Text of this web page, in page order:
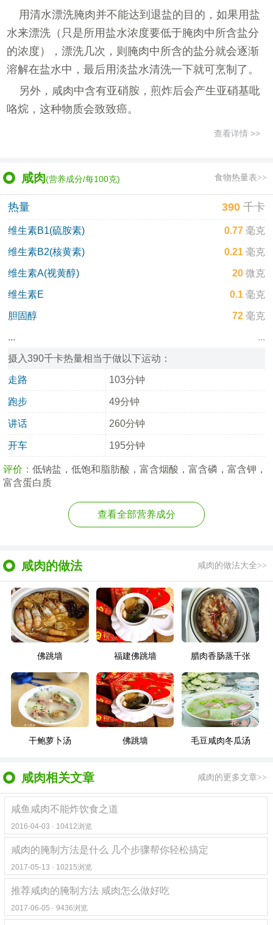
用清水漂洗腌肉并不能达到退盐的目的，如果用盐
水来漂洗（只是所用盐水浓度要低于腌肉中所含盐分
的浓度），漂洗几次，则腌肉中所含的盐分就会逐渐
溶解在盐水中，最后用淡盐水清洗一下就可烹制了。
另外，咸肉中含有亚硝胺，煎炸后会产生亚硝基吡
咯烷，这种物质会致致癌。
查看详情 >>
咸肉(营养成分/每100克) 食物热量表>>
热量 390千卡
维生素B1(硫胺素) 0.77毫克
维生素B2(核黄素) 0.21毫克
维生素A(视黄醇) 20微克
维生素E 0.1毫克
胆固醇 72毫克
... ...
摄入390千卡热量相当于做以下运动：
走路 103分钟
跑步 49分钟
讲话 260分钟
开车 195分钟
评价： 低钠盐，低饱和脂肪酸，富含烟酸，富含磷，富含钾，
富含蛋白质
查看全部营养成分
咸肉的做法 咸肉的做法大全>>
佛跳墙 福建佛跳墙 腊肉香肠蒸千张
干鲍萝卜汤 佛跳墙 毛豆咸肉冬瓜汤
咸肉相关文章 咸肉的更多文章>>
咸鱼咸肉不能炸饮食之道
2016-04-03 · 10412浏览
咸肉的腌制方法是什么 几个步骤帮你轻松搞定
2017-05-13 · 10215浏览
推荐咸肉的腌制方法 咸肉怎么做好吃
2017-06-05 · 9436浏览